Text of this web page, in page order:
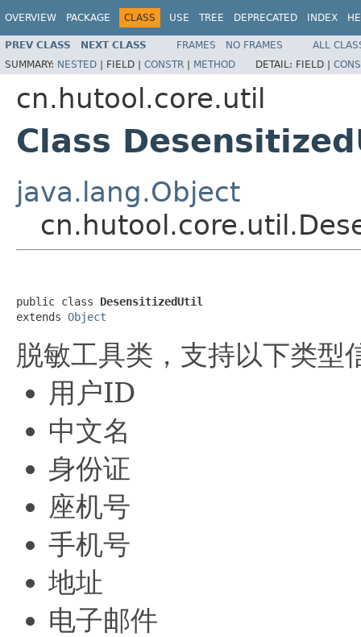
OVERVIEW PACKAGE CLASS USE TREE DEPRECATED INDEX
PREV CLASS NEXT CLASS FRAMES NO FRAMES
ALL
SUMMARY: NESTED | FIELD | CONSTR | METHOD DETAIL: FIELD |
cn.hutool.core.util
Class
java.lang.Object
public class DesensitizedUtil
extends Object
脱敏工具类，支持以下类型
用户ID
中文名
身份证
座机号
手机号
地址
电子邮件